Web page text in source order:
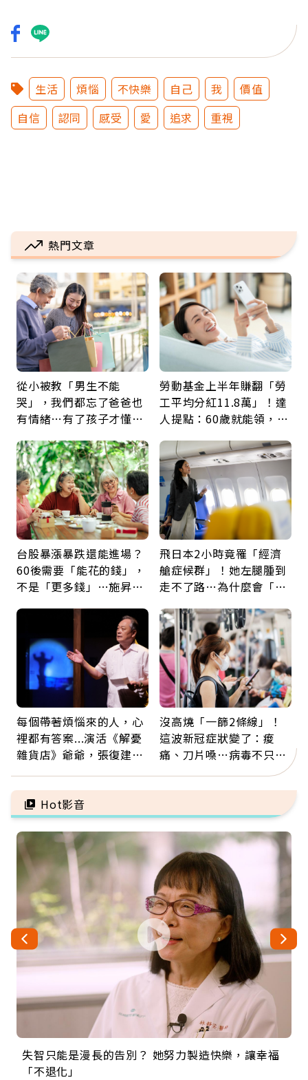
生活 煩惱 不快樂 自己 我
價值
自信
認同 感受 愛 追求 重視
熱門文章
從小被教「男生不能
哭」，我們都忘了爸爸也
有情緒…有了孩子才懂：
久違的關心
勞動基金上半年賺翻「勞
工平均分紅11.8萬」！達
人提點：60歲就能領，重
台股暴漲暴跌還能進場？
60後需要「能花的錢」，
不是「更多錢」…施昇
飛日本2小時竟罹「經濟
艙症候群」！她左腿腫到
走不了路…為什麼會「靜
注意
每個帶著煩惱來的人，心
裡都有答案...演活《解憂
雜貨店》爺爺，張復建：
善待自己
沒高燒「一篩2條線」！
這波新冠症狀變了：痠
痛、刀片嗓…病毒不只攻
肺，三高族恐引發全身血
管發炎
Hot影音
失智只能是漫長的告別？ 她努力製造快樂，讓幸福
「不退化」
來自剛果的巧克力神父 為台灣奉獻36年 「台灣是我
的家，我連作夢都講台語！」
63歲卸矽谷副總、搬回台灣找快樂！「蛋黃哥小
丑」走進安養院，逗樂上萬爺奶：退休後才開始真
104歲打破金氏世界紀錄 成為全球最年長羽球選
手，分享長壽的秘密原來是「這個」
事業巔峰他選擇追夢…黑手阿伯拉小提琴還登上小
巨蛋！連CNN都大讚！